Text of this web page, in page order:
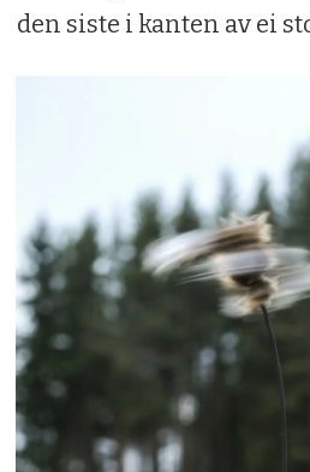
den siste i kanten av ei